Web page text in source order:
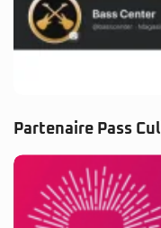
Partenaire Pass